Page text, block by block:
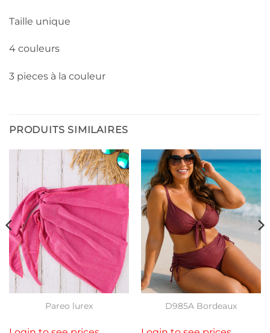
Taille unique
4 couleurs
3 pieces à la couleur
PRODUITS SIMILAIRES
Pareo lurex D985A Bordeaux